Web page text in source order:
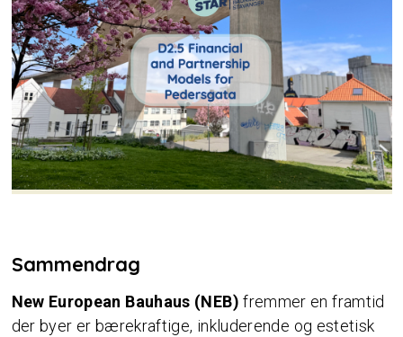
Sammendrag
New European Bauhaus (NEB) fremmer en framtid
der byer er bærekraftige, inkluderende og estetisk